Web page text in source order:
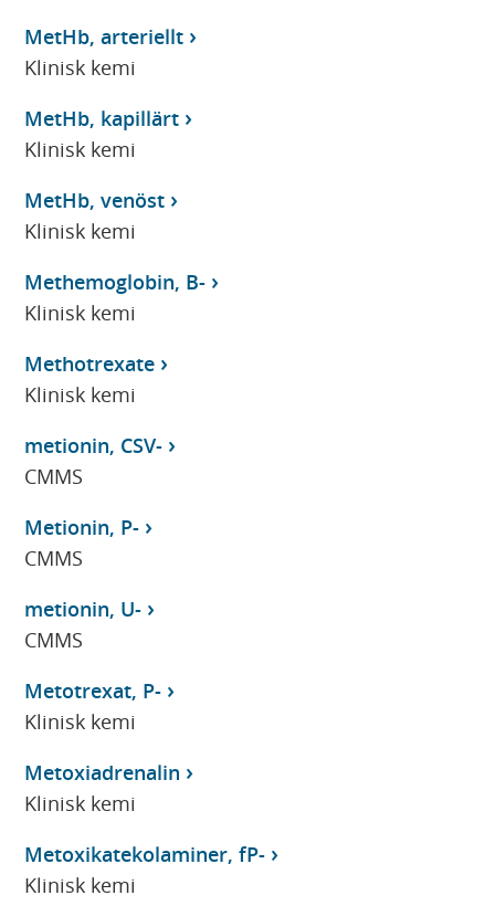
MetHb, arteriellt
Klinisk kemi
MetHb, kapillärt
Klinisk kemi
MetHb, venöst
Klinisk kemi
Methemoglobin, B-
Klinisk kemi
Methotrexate
Klinisk kemi
metionin, CSV-
CMMS
Metionin, P-
CMMS
metionin, U-
CMMS
Metotrexat, P-
Klinisk kemi
Metoxiadrenalin
Klinisk kemi
Metoxikatekolaminer, fP-
Klinisk kemi